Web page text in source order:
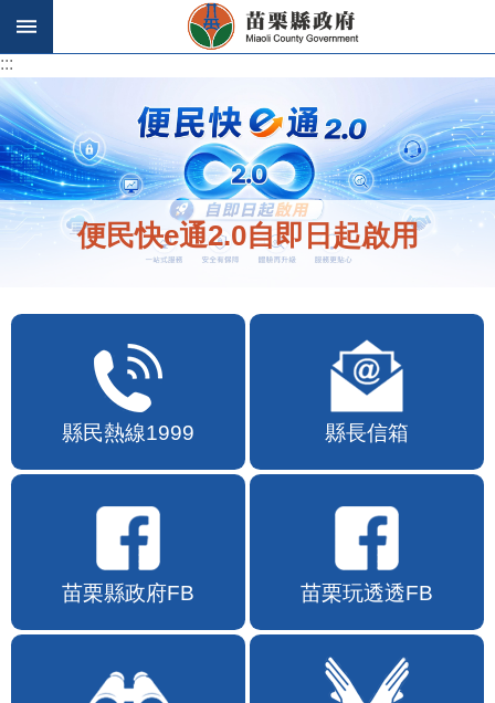
跳到主要內容區塊
:::
:::
便民快e通2.0自即日起啟用
縣民熱線1999 縣長信箱
苗栗縣政府FB 苗栗玩透透FB